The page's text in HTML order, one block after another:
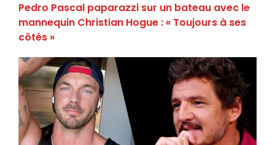
Pedro Pascal paparazzi sur un bateau avec le
mannequin Christian Hogue : « Toujours à ses
côtés »